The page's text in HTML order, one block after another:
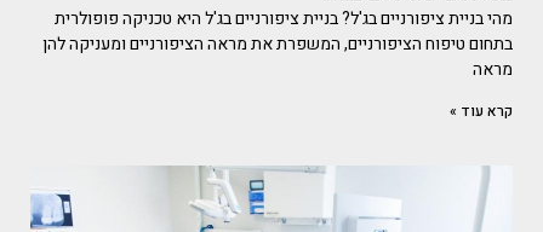
מהי בניית ציפורניים בג'ל? בניית ציפורניים בג'ל היא טכניקה פופולרית
בתחום טיפוח הציפורניים, המשפרת את מראה הציפורניים ומעניקה להן
מראה
קרא עוד »